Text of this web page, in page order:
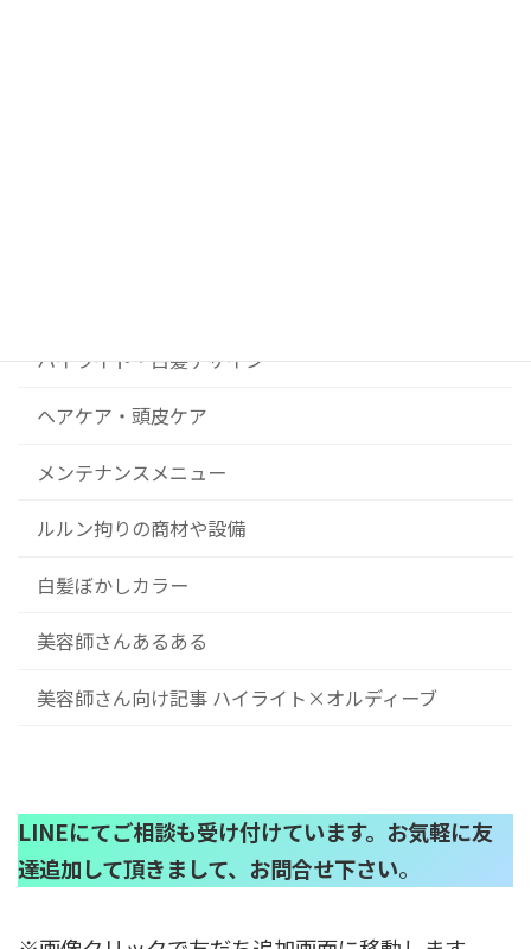
ハイライト・白髪デザイン
ヘアケア・頭皮ケア
メンテナンスメニュー
ルルン拘りの商材や設備
白髪ぼかしカラー
美容師さんあるある
美容師さん向け記事 ハイライト×オルディーブ
LINEにてご相談も受け付けています。お気軽に友
達追加して頂きまして、お問合せ下さい。